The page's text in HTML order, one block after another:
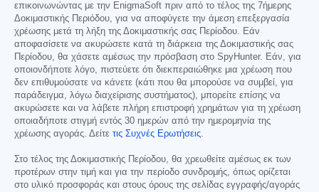
επικοινωνώντας με την EnigmaSoft πριν από το τέλος της 7ήμερης
Δοκιμαστικής Περιόδου, για να αποφύγετε την άμεση επεξεργασία
χρέωσης μετά τη λήξη της Δοκιμαστικής σας Περίοδου. Εάν
αποφασίσετε να ακυρώσετε κατά τη διάρκεια της Δοκιμαστικής σας
Περίοδου, θα χάσετε αμέσως την πρόσβαση στο SpyHunter. Εάν, για
οποιονδήποτε λόγο, πιστεύετε ότι διεκπεραιώθηκε μια χρέωση που
δεν επιθυμούσατε να κάνετε (κάτι που θα μπορούσε να συμβεί, για
παράδειγμα, λόγω διαχείρισης συστήματος), μπορείτε επίσης να
ακυρώσετε και να λάβετε πλήρη επιστροφή χρημάτων για τη χρέωση
οποιαδήποτε στιγμή εντός 30 ημερών από την ημερομηνία της
χρέωσης αγοράς. Δείτε τις Συχνές Ερωτήσεις.
Στο τέλος της Δοκιμαστικής Περίοδου, θα χρεωθείτε αμέσως εκ των
προτέρων στην τιμή και για την περίοδο συνδρομής, όπως ορίζεται
στο υλικό προσφοράς και στους όρους της σελίδας εγγραφής/αγοράς